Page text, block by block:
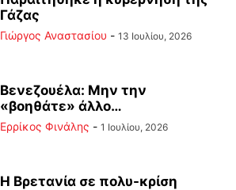
Γάζας
Γιώργος Αναστασίου - 13 Ιουλίου, 2026
Βενεζουέλα: Μην την
«βοηθάτε» άλλο…
Ερρίκος Φινάλης - 1 Ιουλίου, 2026
Η Βρετανία σε πολυ-κρίση